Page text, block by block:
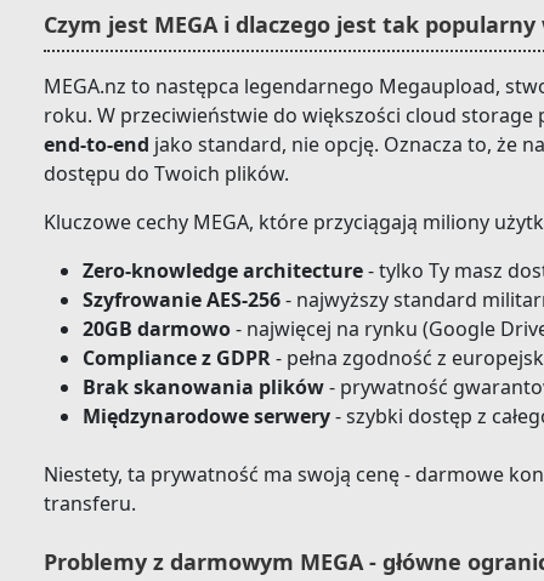
Czym jest MEGA i dlaczego jest tak
MEGA.nz to następca legendarnego Megaupload,
roku. W przeciwieństwie do większości cloud
end-to-end jako standard, nie opcję. Oznacza to, że
dostępu do Twoich plików.
Kluczowe cechy MEGA, które przyciągają miliony
Zero-knowledge architecture- tylko Ty masz
Szyfrowanie AES-256- najwyższy standard
20GB darmowo- najwięcej na rynku (Google
Compliance z GDPR- pełna zgodność z
Brak skanowania plików- prywatność
Międzynarodowe serwery- szybki dostęp z
Niestety, ta prywatność ma swoją cenę - darmowe
transferu.
Problemy z darmowym MEGA - główne